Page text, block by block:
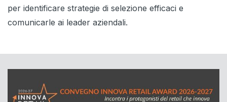
per identificare strategie di selezione efficaci e
comunicarle ai leader aziendali.